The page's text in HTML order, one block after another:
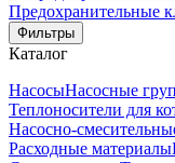
Предохранительные
Фильтры
Каталог
НасосыНасосные
Теплоносители для
Насосно-
Расходные материалы